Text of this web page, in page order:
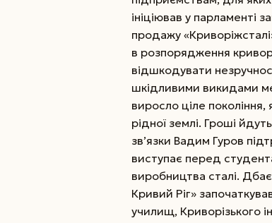
ініціював у парламенті
продажу
в розпорядження
відшкодувати
шкідливими викидами
виросло ціле
рідної землі. Гроші
зв’язки Вадим Гуров
виступає перед
виробництва сталі.
Кривий Ріг»
училищ, Криворізького